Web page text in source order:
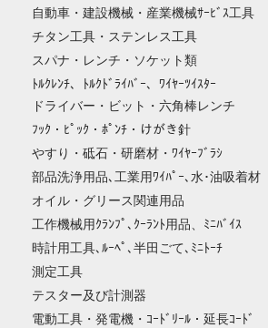
自動車・建設機械・産業機械ｻｰﾋﾞｽ工具
チタン工具・ステンレス工具
スパナ・レンチ・ソケット類
ﾄﾙｸﾚﾝﾁ、ﾄﾙｸﾄﾞﾗｲﾊﾞｰ、ﾜｲﾔｰﾂｲｽﾀｰ
ドライバー・ビット・六角棒レンチ
ﾌｯｸ・ﾋﾟｯｸ・ﾎﾟﾝﾁ・けがき針
やすり・砥石・研磨材・ﾜｲﾔｰﾌﾞﾗｼ
部品洗浄用品､工業用ﾜｲﾊﾟｰ､水･油吸着材
オイル・グリース関連用品
工作機械用ｸﾗﾝﾌﾟ､ｸｰﾗﾝﾄ用品、ﾐﾆﾊﾞｲｽ
時計用工具､ﾙｰﾍﾟ､半田ごて､ﾐﾆﾄｰﾁ
測定工具
テスター及び計測器
電動工具・発電機・ｺｰﾄﾞﾘｰﾙ・延長ｺｰﾄﾞ